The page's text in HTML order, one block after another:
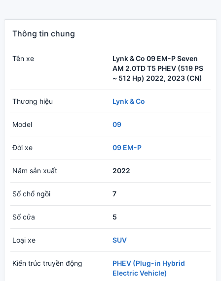
Thông tin chung
Tên xe
Lynk & Co 09 EM-P Seven
AM 2.0TD T5 PHEV (519 PS
~ 512 Hp) 2022, 2023 (CN)
Thương hiệu Lynk & Co
Model 09
Đời xe 09 EM-P
Năm sản xuất 2022
Số chổ ngồi 7
Số cửa 5
Loại xe SUV
Kiến trúc truyền động
PHEV (Plug-in Hybrid
Electric Vehicle)